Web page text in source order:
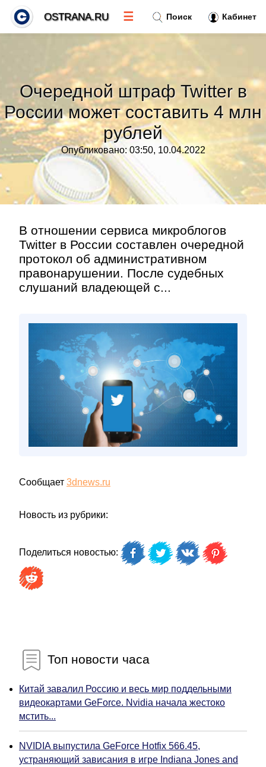
Очередной штраф Twitter в
России может составить 4 млн
рублей
Опубликовано: 03:50, 10.04.2022
В отношении сервиса микроблогов
Twitter в России составлен очередной
протокол об административном
правонарушении. После судебных
слушаний владеющей с...
Сообщает 3dnews.ru
Новость из рубрики:
Поделиться новостью:
Топ новости часа
Китай завалил Россию и весь мир поддельными
видеокартами GeForce. Nvidia начала жестоко
мстить...
NVIDIA выпустила GeForce Hotfix 566.45,
устраняющий зависания в игре Indiana Jones and
Поиск Кабинет
OSTRANA.RU ☰
Тренды новостей»
Рубрики»
Правила
Контакт»